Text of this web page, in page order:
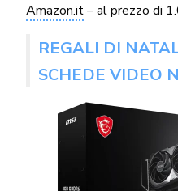
Amazon.it– al prezzo di
REGALI DI
SCHEDE VIDEO